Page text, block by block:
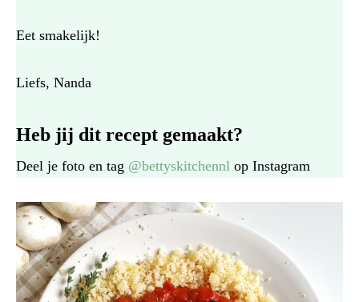
Eet smakelijk!
Liefs, Nanda
Heb jij dit recept gemaakt?
Deel je foto en tag @bettyskitchennl op Instagram